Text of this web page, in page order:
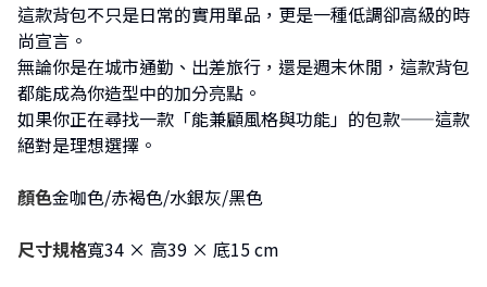
這款背包不只是日常的實用單品，更是一種低調卻高級的時
尚宣言。
無論你是在城市通勤、出差旅行，還是週末休閒，這款背包
都能成為你造型中的加分亮點。
如果你正在尋找一款「能兼顧風格與功能」的包款——這款
絕對是理想選擇。
顏色金咖色/赤褐色/水銀灰/黑色
尺寸規格寬34 × 高39 × 底15 cm